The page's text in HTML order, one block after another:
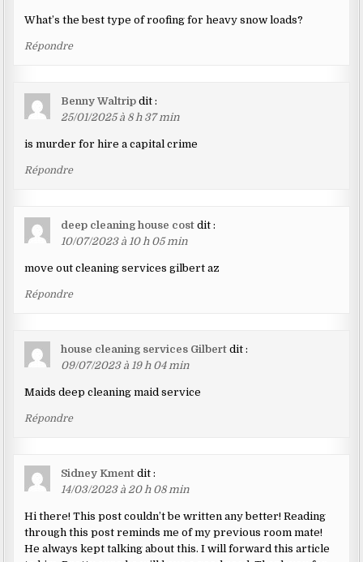
What’s the best type of roofing for heavy snow loads?
Répondre
Benny Waltrip dit :
25/01/2025 à 8 h 37 min
is murder for hire a capital crime
Répondre
deep cleaning house cost dit :
10/07/2023 à 10 h 05 min
move out cleaning services gilbert az
Répondre
house cleaning services Gilbert dit :
09/07/2023 à 19 h 04 min
Maids deep cleaning maid service
Répondre
Sidney Kment dit :
14/03/2023 à 20 h 08 min
Hi there! This post couldn’t be written any better! Reading
through this post reminds me of my previous room mate!
He always kept talking about this. I will forward this article